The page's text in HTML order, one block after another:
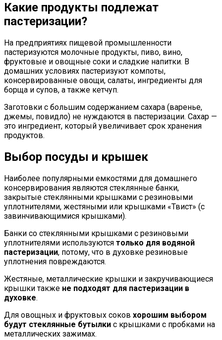
Какие продукты подлежат
пастеризации?
На предприятиях пищевой промышленности
пастеризуются молочные продукты, пиво, вино,
фруктовые и овощные соки и сладкие напитки. В
домашних условиях пастеризуют компоты,
консервированные овощи, салаты, ингредиенты для
борща и супов, а также кетчуп.
Заготовки с большим содержанием сахара (варенье,
джемы, повидло) не нуждаются в пастеризации. Сахар —
это ингредиент, который увеличивает срок хранения
продуктов.
Выбор посуды и крышек
Наиболее популярными емкостями для домашнего
консервирования являются стеклянные банки,
закрытые стеклянными крышками с резиновыми
уплотнителями, жестяными или крышками «Твист» (с
завинчивающимися крышками).
Банки со стеклянными крышками с резиновыми
уплотнителями используются только для водяной
пастеризации, потому, что в духовке резиновые
уплотнения повреждаются.
Жестяные, металлические крышки и закручивающиеся
крышки также не подходят для пастеризации в
духовке.
Для овощных и фруктовых соков хорошим выбором
будут стеклянные бутылки с крышками с пробками на
металлических зажимах.